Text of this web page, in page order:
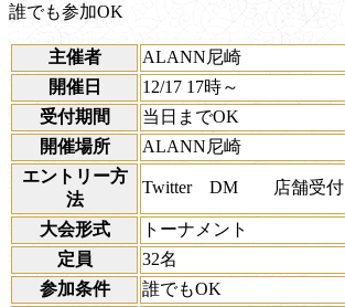
誰でも参加OK
主催者
ALANN尼崎
開催日
12/17 17時～
受付期間
当日までOK
開催場所
ALANN尼崎
エントリー方
法
Twitter DM 店舗受付
大会形式
トーナメント
定員
32名
参加条件
誰でもOK